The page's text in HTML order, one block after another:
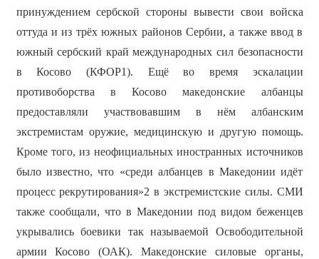
принуждением сербской стороны вывести свои войска
оттуда и из трёх южных районов Сербии, а также ввод в
южный сербский край международных сил безопасности
в Косово (КФОР1). Ещё во время эскалации
противоборства в Косово македонские албанцы
предоставляли участвовавшим в нём албанским
экстремистам оружие, медицинскую и другую помощь.
Кроме того, из неофициальных иностранных источников
было известно, что «среди албанцев в Македонии идёт
процесс рекрутирования»2 в экстремистские силы. СМИ
также сообщали, что в Македонии под видом беженцев
укрывались боевики так называемой Освободительной
армии Косово (ОАК). Македонские силовые органы,